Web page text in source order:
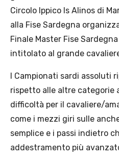
Circolo Ippico Is Alinos di
alla Fise Sardegna
Finale Master Fise
intitolato al grande
I Campionati sardi assoluti
rispetto alle altre categorie
difficoltà per il cavaliere/
come i mezzi giri sulle
semplice e i passi indietro
addestramento più